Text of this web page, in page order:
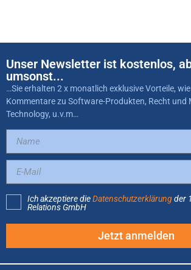
Unser Newsletter ist kostenlos,
umsonst...
…Sie erhalten 2 x monatlich exklusive Vorteile,
Kommentare zu Software-Produkten, Recht und
Technology, u.v.m…
Ich akzeptiere dieDatenschutzerklärungder
Relations GmbH
Jetzt anmelden